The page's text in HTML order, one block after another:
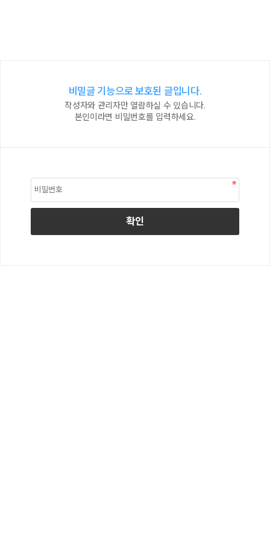
비밀글 기능으로 보호된 글입니다.
작성자와 관리자만 열람하실 수 있습니다.
본인이라면 비밀번호를 입력하세요.